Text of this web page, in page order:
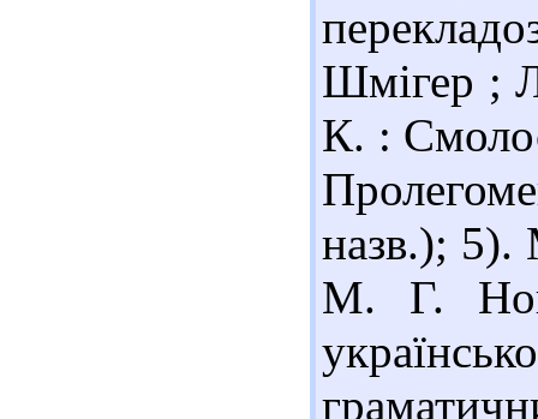
Шмігер ;
К. :
назв.); 5).
М. Г.